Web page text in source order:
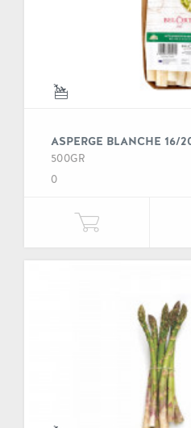
ASPERGE BLANCHE 16/
500GR
0